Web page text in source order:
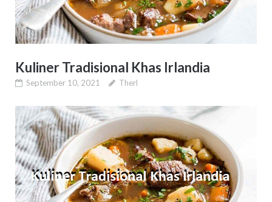
Kuliner Tradisional Khas Irlandia
September 10, 2021 Therl